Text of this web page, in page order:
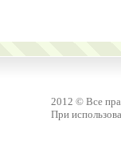
2012 © Все
При